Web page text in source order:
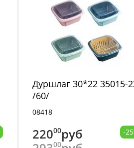
Дуршлаг 30*22 35015-
/60/
08418
22000руб
00
-